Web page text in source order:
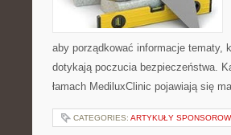
aby porządkować informacje tematy,
dotykają poczucia bezpieczeństwa.
łamach MediluxClinic pojawiają się
CATEGORIES: ARTYKUŁY